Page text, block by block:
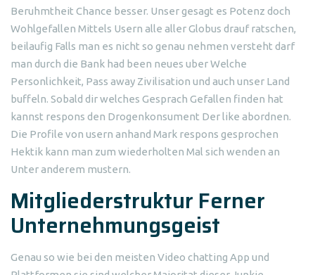
Beruhmtheit Chance besser. Unser gesagt es Potenz doch
Wohlgefallen Mittels Usern alle aller Globus drauf ratschen,
beilaufig Falls man es nicht so genau nehmen versteht darf
man durch die Bank had been neues uber Welche
Personlichkeit, Pass away Zivilisation und auch unser Land
buffeln. Sobald dir welches Gesprach Gefallen finden hat
kannst respons den Drogenkonsument Der like abordnen.
Die Profile von usern anhand Mark respons gesprochen
Hektik kann man zum wiederholten Mal sich wenden an
Unter anderem mustern.
Mitgliederstruktur Ferner
Unternehmungsgeist
Genau so wie bei den meisten Video chatting App und